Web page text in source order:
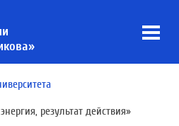
результат действия»